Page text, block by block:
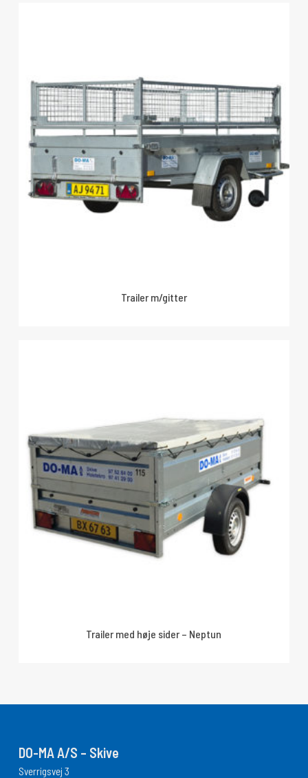
Trailer m/gitter
Trailer med høje sider – Neptun
DO-MA A/S – Skive
Sverrigsvej 3